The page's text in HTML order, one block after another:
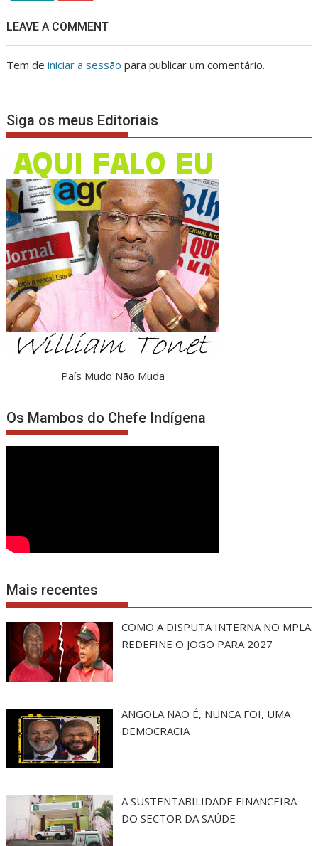
LEAVE A COMMENT
Tem deiniciar a sessão para publicar um comentário.
Siga os meus Editoriais
País Mudo Não Muda
Os Mambos do Chefe Indígena
Mais recentes
COMO A DISPUTA INTERNA NO MPLA
REDEFINE O JOGO PARA 2027
ANGOLA NÃO É, NUNCA FOI, UMA
DEMOCRACIA
A SUSTENTABILIDADE FINANCEIRA
DO SECTOR DA SAÚDE